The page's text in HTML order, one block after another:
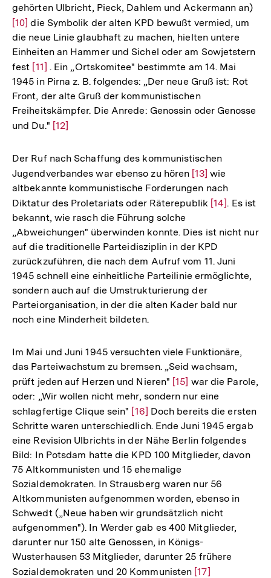
gehörten Ulbricht, Pieck, Dahlem und Ackermann an)
[10] die Symbolik der alten KPD bewußt vermied, um
die neue Linie glaubhaft zu machen, hielten untere
Einheiten an Hammer und Sichel oder am Sowjetstern
fest Zur
Auflösung
der
Fußnote
[11] . Ein „Ortskomitee" bestimmte am 14. Mai
1945 in Pirna z. B. folgendes: „Der neue Gruß ist: Rot
Front, der alte Gruß der kommunistischen
Freiheitskämpfer. Die Anrede: Genossin oder Genosse
und Du." Zur
der
Fußnote
[12]
Der Ruf nach Schaffung des kommunistischen
Jugendverbandes war ebenso zu hören Zur
Auflösung
der
[13] wie
altbekannte kommunistische Forderungen nach
Diktatur des Proletariats oder Räterepublik Zur
der
Fußnote
[14]. Es ist
bekannt, wie rasch die Führung solche
„Abweichungen" überwinden konnte. Dies ist nicht nur
auf die traditionelle Parteidisziplin in der KPD
zurückzuführen, die nach dem Aufruf vom 11. Juni
1945 schnell eine einheitliche Parteilinie ermöglichte,
sondern auch auf die Umstrukturierung der
Parteiorganisation, in der die alten Kader bald nur
noch eine Minderheit bildeten.
Im Mai und Juni 1945 versuchten viele Funktionäre,
das Parteiwachstum zu bremsen. „Seid wachsam,
prüft jeden auf Herzen und Nieren" Zur
Auflösung
der
Fußnote
[15] war die Parole,
oder: „Wir wollen nicht mehr, sondern nur eine
schlagfertige Clique sein" Zur
Auflösung
der
Fußnote
[16] Doch bereits die ersten
Schritte waren unterschiedlich. Ende Juni 1945 ergab
eine Revision Ulbrichts in der Nähe Berlin folgendes
Bild: In Potsdam hatte die KPD 100 Mitglieder, davon
75 Altkommunisten und 15 ehemalige
Sozialdemokraten. In Strausberg waren nur 56
Altkommunisten aufgenommen worden, ebenso in
Schwedt („Neue haben wir grundsätzlich nicht
aufgenommen"). In Werder gab es 400 Mitglieder,
darunter nur 150 alte Genossen, in Königs-
Wusterhausen 53 Mitglieder, darunter 25 frühere
Sozialdemokraten und 20 Kommunisten Zur
[17]